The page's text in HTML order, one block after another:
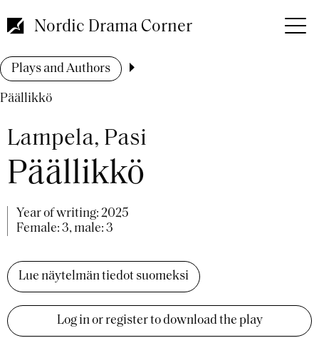
to
main
Nordic Drama Corner
Breadcrumb
Plays and Authors
Päällikkö
Lampela, Pasi
Päällikkö
Year of writing: 2025
Female: 3, male: 3
Lue näytelmän tiedot suomeksi
Log in or register to download the play